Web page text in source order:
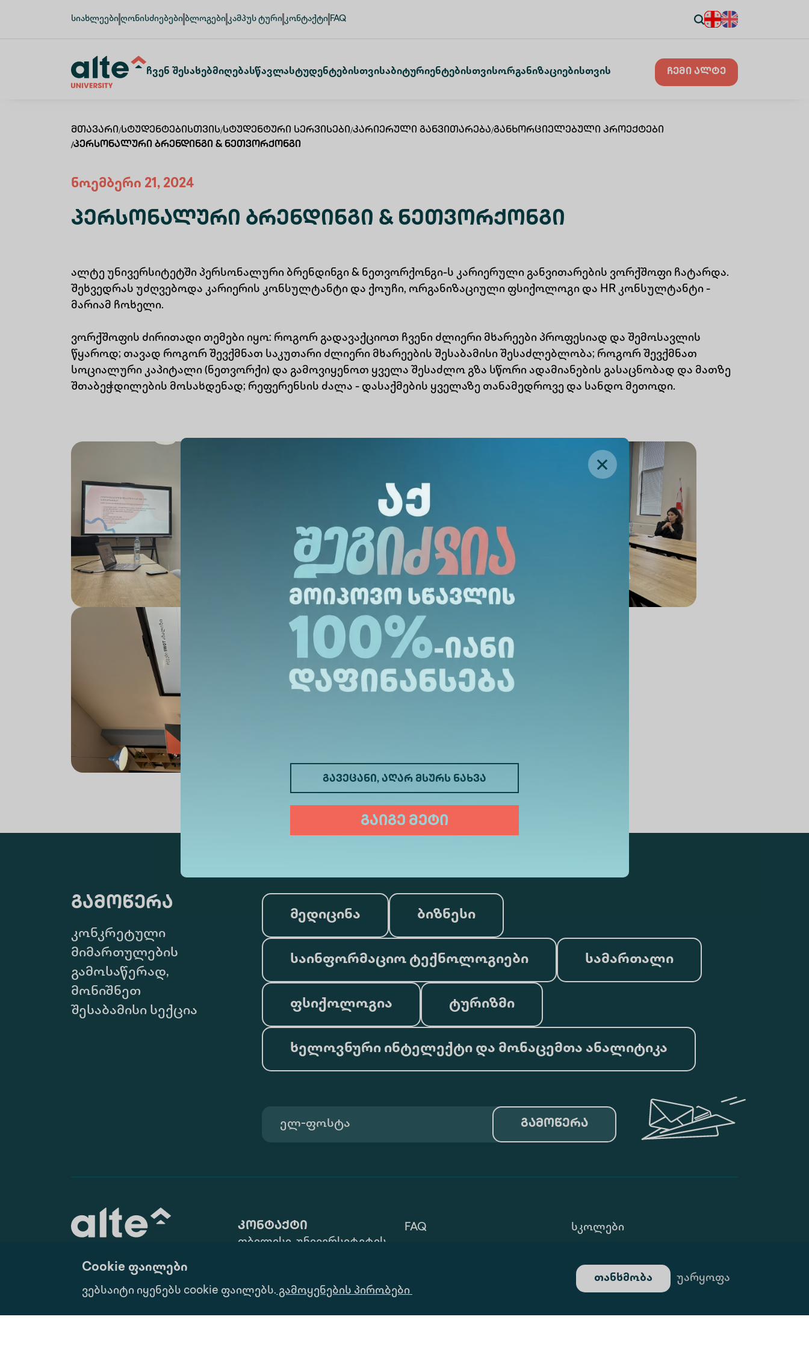
Cookie ფაილები
ვებსაიტი იყენებს cookie ფაილებს. გამოყენების პირობები
უარყოფა
თანხმობა
სიახლეები ღონისძიებები ბლოგები კამპუს ტური კონტაქტი FAQ
Ჩვენ ᲨესახებᲛიღებაᲡწავლაᲡტუდენტებისთვისᲐბიტურიენტებისთვისᲝრგანიზაციებისთვის ჩემი ალტე
გავეცანი, აღარ მსურს ნახვა
გაიგე მეტი
Მთავარი/Სტუდენტებისთვის/Სტუდენტური Სერვისები/Კარიერული Განვითარება/Განხორციელებული Პროექტები
/Პერსონალური Ბრენდინგი & Ნეთვორქონგი
ნოემბერი 21, 2024
Პერსონალური Ბრენდინგი & Ნეთვორქონგი
ალტე უნივერსიტეტში პერსონალური ბრენდინგი & ნეთვორქონგი-ს კარიერული განვითარების ვორქშოფი ჩატარდა.
შეხვედრას უძღვებოდა კარიერის კონსულტანტი და ქოუჩი, ორგანიზაციული ფსიქოლოგი და HR კონსულტანტი -
მარიამ ჩოხელი.
ვორქშოფის ძირითადი თემები იყო: როგორ გადავაქციოთ ჩვენი ძლიერი მხარეები პროფესიად და შემოსავლის
წყაროდ; თავად როგორ შევქმნათ საკუთარი ძლიერი მხარეების შესაბამისი შესაძლებლობა; როგორ შევქმნათ
სოციალური კაპიტალი (ნეთვორქი) და გამოვიყენოთ ყველა შესაძლო გზა სწორი ადამიანების გასაცნობად და მათზე
შთაბეჭდილების მოსახდენად; რეფერენსის ძალა - დასაქმების ყველაზე თანამედროვე და სანდო მეთოდი.
გამოწერა
კონკრეტული
მიმართულების
გამოსაწერად,
მონიშნეთ
შესაბამისი სექცია
მედიცინა ბიზნესი
საინფორმაციო ტექნოლოგიები სამართალი
ფსიქოლოგია ტურიზმი
ხელოვნური ინტელექტი და მონაცემთა ანალიტიკა
გამოწერა
განვითარებისათვის
კონტაქტი
თბილისი, უნივერსიტეტის
info@alte.edu.ge
FAQ Სკოლები
Მოთხოვნა
Გალერეა